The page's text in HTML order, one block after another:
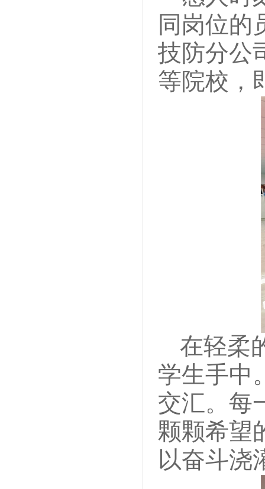
同岗位的
技防分公
等院校，
在轻柔
学生手中
交汇。每
颗颗希望
以奋斗浇